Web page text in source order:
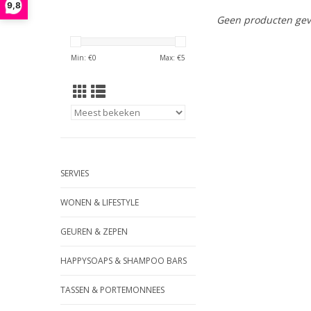
9,8
Min: €0 Max: €5
SERVIES
WONEN & LIFESTYLE
GEUREN & ZEPEN
HAPPYSOAPS & SHAMPOO BARS
TASSEN & PORTEMONNEES
Geen producten